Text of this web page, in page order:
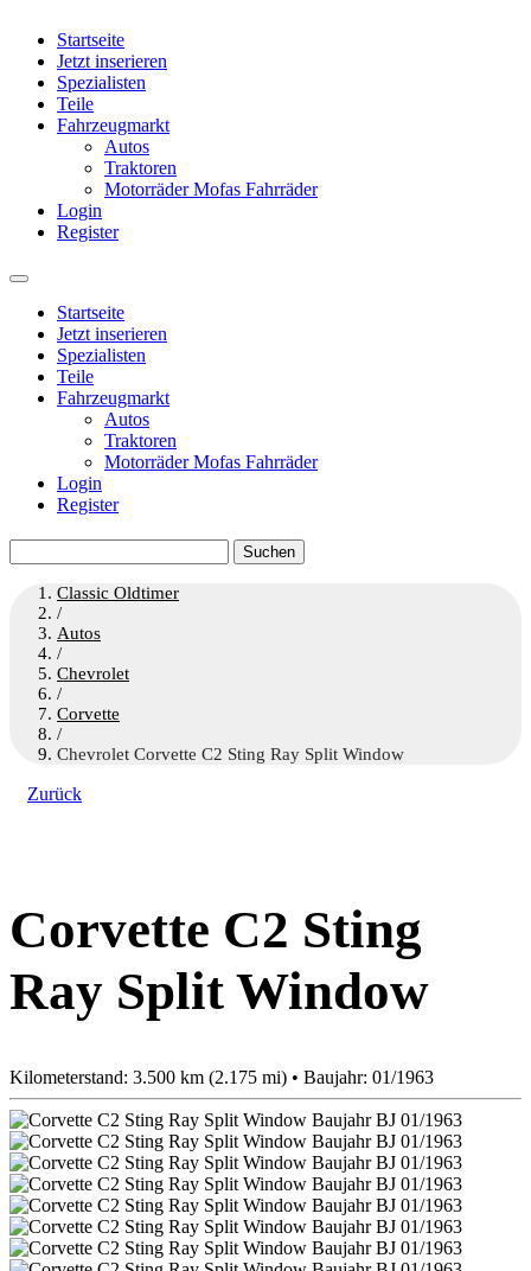
Startseite
Jetzt inserieren
Spezialisten
Teile
Fahrzeugmarkt
Autos
Traktoren
Motorräder Mofas Fahrräder
Login
Register
Startseite
Jetzt inserieren
Spezialisten
Teile
Fahrzeugmarkt
Autos
Traktoren
Motorräder Mofas Fahrräder
Login
Register
nach:
Classic Oldtimer
/
Autos
/
Chevrolet
/
Corvette
/
Chevrolet Corvette C2 Sting Ray Split Window
Zurück
Corvette C2 Sting
Ray Split Window
Kilometerstand: 3.500 km (2.175 mi) • Baujahr: 01/1963